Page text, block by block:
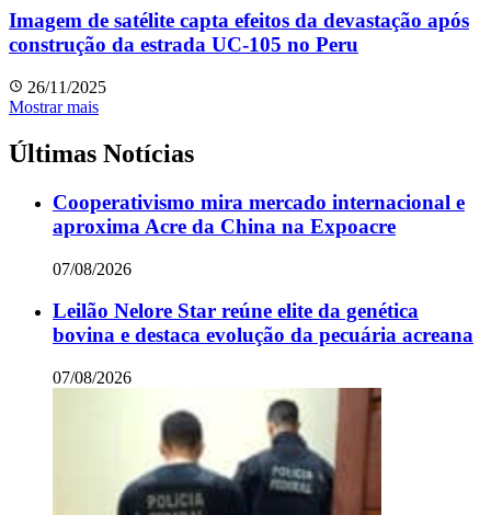
Imagem de satélite capta efeitos da devastação após
construção da estrada UC-105 no Peru
26/11/2025
Mostrar mais
Últimas Notícias
Cooperativismo mira mercado internacional e
aproxima Acre da China na Expoacre
07/08/2026
Leilão Nelore Star reúne elite da genética
bovina e destaca evolução da pecuária acreana
07/08/2026